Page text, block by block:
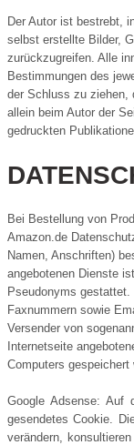
Der Autor ist bestrebt,
selbst erstellte Bilder,
zurückzugreifen. Alle
Bestimmungen des
der Schluss zu ziehen,
allein beim Autor der
gedruckten
Bei Bestellung von
Amazon.de
Namen, Anschriften)
angebotenen Dienste
Pseudonyms
Faxnummern sowie
Versender von
Internetseite
Computers
Google Adsense: Auf
gesendetes Cookie.
verändern,